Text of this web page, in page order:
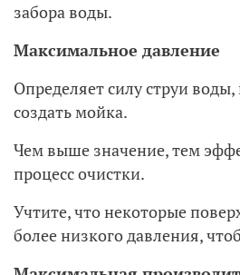
забора воды.
Максимальное давление
Определяет силу струи
создать мойка.
Чем выше значение, тем
процесс очистки.
Учтите, что некоторые
более низкого давления,